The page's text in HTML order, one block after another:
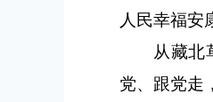
人民幸福安
从藏北
党、跟党走